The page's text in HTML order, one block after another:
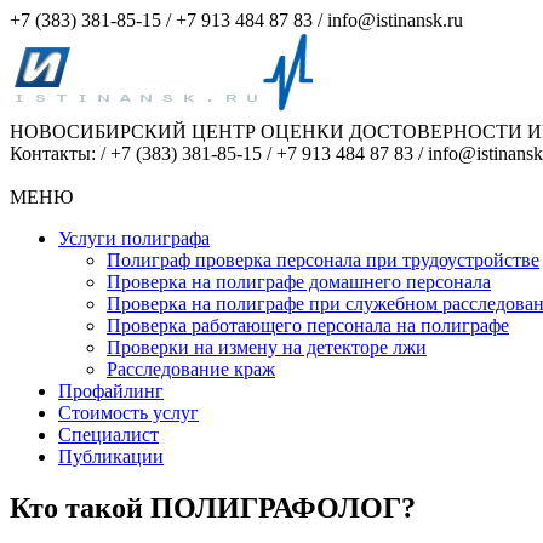
+7 (383) 381-85-15 /+7 913 484 87 83 / info@istinansk.ru
НОВОСИБИРСКИЙ ЦЕНТР ОЦЕНКИ ДОСТОВЕРНОСТИ
Контакты: / +7 (383) 381-85-15 /+7 913 484 87 83 /
МЕНЮ
Услуги полиграфа
Полиграф проверка персонала при трудоустройстве
Проверка на полиграфе домашнего персонала
Проверка на полиграфе при служебном
Проверка работающего персонала на полиграфе
Проверки на измену на детекторе лжи
Расследование краж
Профайлинг
Стоимость услуг
Специалист
Публикации
Кто такой ПОЛИГРАФОЛОГ?